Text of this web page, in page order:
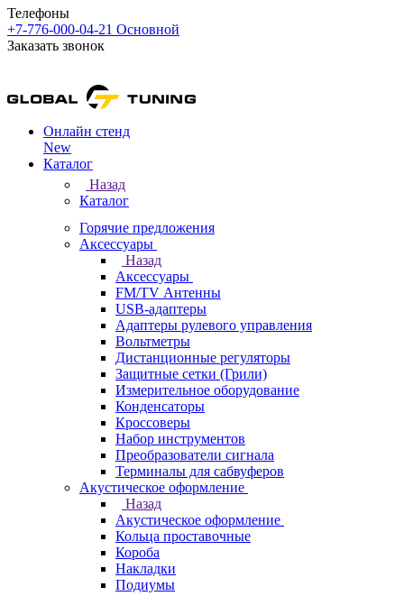
Телефоны
+7-776-000-04-21 Основной
Заказать звонок
Онлайн стенд
New
Каталог
Назад
Каталог
Горячие предложения
Аксессуары
Назад
Аксессуары
FM/TV Антенны
USB-адаптеры
Адаптеры рулевого управления
Вольтметры
Дистанционные регуляторы
Защитные сетки (Грили)
Измерительное оборудование
Конденсаторы
Кроссоверы
Набор инструментов
Преобразователи сигнала
Терминалы для сабвуферов
Акустическое оформление
Назад
Акустическое оформление
Кольца проставочные
Короба
Накладки
Подиумы